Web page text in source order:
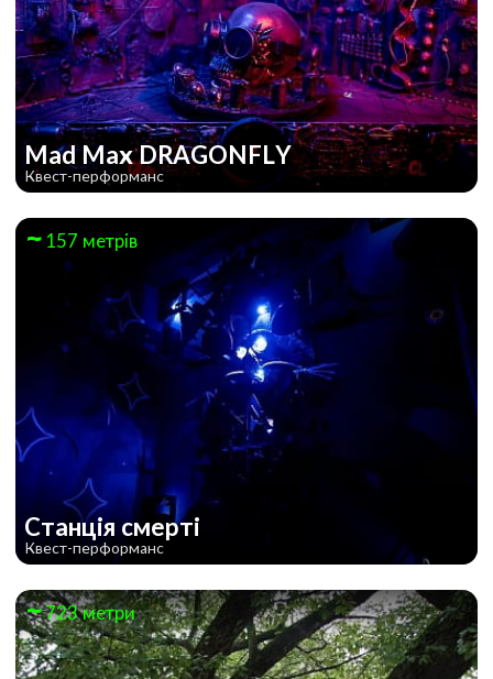
Mad Max DRAGONFLY
Квест-перформанс
157 метрів
Станція смерті
Квест-перформанс
723 метри